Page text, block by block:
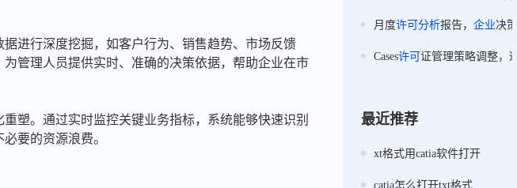
进行深度挖掘，如客户行为、销售趋势、市场反馈
管理人员提供实时、准确的决策依据，帮助企业在市
塑。通过实时监控关键业务指标，系统能够快速识别
要的资源浪费。
月度许可 分析报告， 企业决
Cases许可 证管理策略调整，
最近推荐
xt格式用catia软件打开
catia怎么打开txt格式